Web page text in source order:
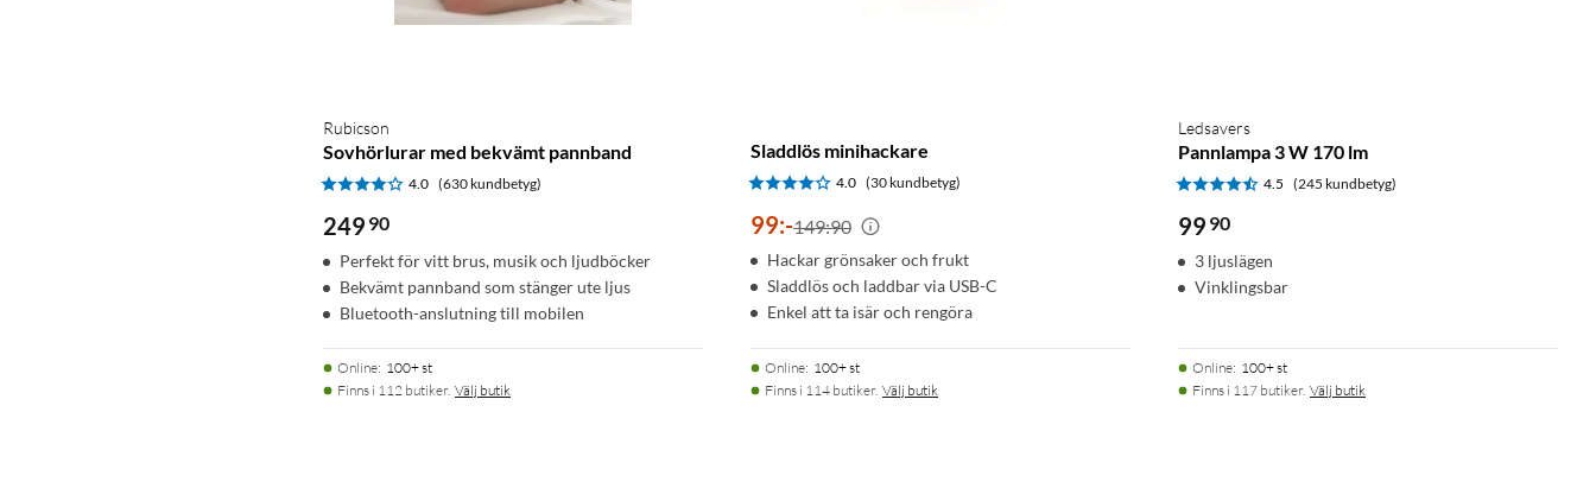
Rubicson
Sovhörlurar med bekvämt pannband
4.0 (630 kundbetyg)
249 90
Perfekt för vitt brus, musik och ljudböcker
Bekvämt pannband som stänger ute ljus
Bluetooth-anslutning till mobilen
Online: 100+ st
Finns i 112 butiker. Välj butik
Sladdlös minihackare
4.0 (30 kundbetyg)
99:-149:90
Hackar grönsaker och frukt
Sladdlös och laddbar via USB-C
Enkel att ta isär och rengöra
Online: 100+ st
Finns i 114 butiker. Välj butik
Ledsavers
Pannlampa 3 W 170 lm
4.5 (245 kundbetyg)
99 90
3 ljuslägen
Vinklingsbar
Online: 100+ st
Finns i 117 butiker. Välj butik